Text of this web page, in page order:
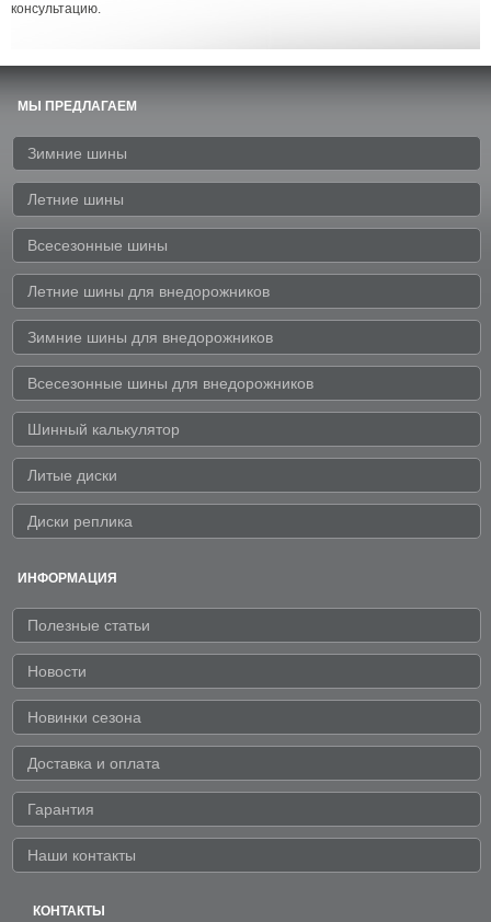
консультацию.
МЫ ПРЕДЛАГАЕМ
Зимние шины
Летние шины
Всесезонные шины
Летние шины для внедорожников
Зимние шины для внедорожников
Всесезонные шины для внедорожников
Шинный калькулятор
Литые диски
Диски реплика
ИНФОРМАЦИЯ
Полезные статьи
Новости
Новинки сезона
Доставка и оплата
Гарантия
Наши контакты
КОНТАКТЫ